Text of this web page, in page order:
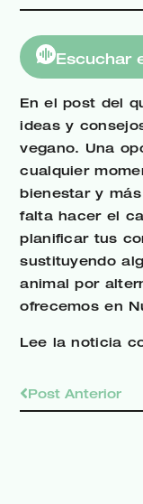
Escuchar
En el post del
ideas y
vegano. Una
cualquier
bienestar y
falta hacer el
planificar tus
sustituyendo
animal por
ofrecemos en
Lee la noticia
Post Anterior